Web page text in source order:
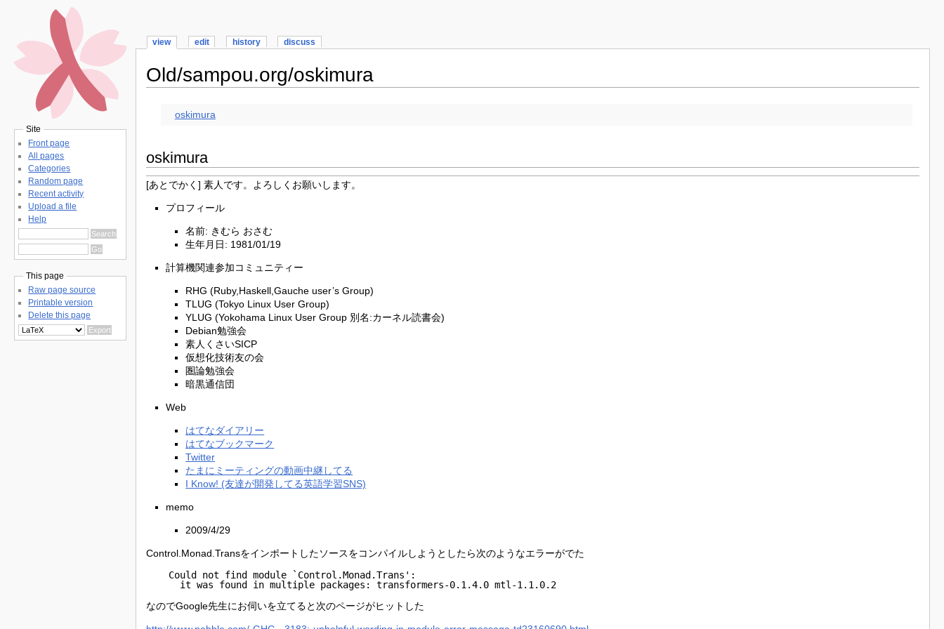
view edit history discuss
Old/sampou.org/oskimura
oskimura
oskimura
[あとでかく] 素人です。よろしくお願いします。
プロフィール
名前: きむら おさむ
生年月日: 1981/01/19
計算機関連参加コミュニティー
RHG (Ruby,Haskell,Gauche user’s Group)
TLUG (Tokyo Linux User Group)
YLUG (Yokohama Linux User Group 別名:カーネル読書会)
Debian勉強会
素人くさいSICP
仮想化技術友の会
圏論勉強会
暗黒通信団
Web
はてなダイアリー
はてなブックマーク
Twitter
たまにミーティングの動画中継してる
I Know! (友達が開発してる英語学習SNS)
memo
2009/4/29
Control.Monad.Transをインポートしたソースをコンパイルしようとしたら次のようなエラーがでた
    Could not find module `Control.Monad.Trans':
      it was found in multiple packages: transformers-0.1.4.0 mtl-1.1.0.2
なのでGoogle先生にお伺いを立てると次のページがヒットした
Site
Front page
All pages
Categories
Random page
Recent activity
Upload a file
Help
This page
Raw page source
Printable version
Delete this page